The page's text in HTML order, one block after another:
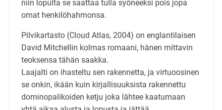
niin lopulta se saattaa tulla syöneeksi pois jopa
omat henkilöhahmonsa.
Pilvikartasto (Cloud Atlas, 2004) on englantilaisen
David Mitchellin kolmas romaani, hänen mittavin
teoksensa tähän saakka.
Laajalti on ihasteltu sen rakennetta, ja virtuoosinen
se onkin, ikään kuin kirjallisuuksista rakennettu
dominopalikoiden ketju joka lähtee kaatumaan